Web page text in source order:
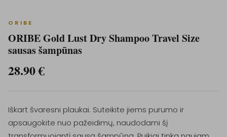
ORIBE
ORIBE Gold Lust Dry Shampoo Travel Size
sausas šampūnas
28.90€
Iškart švaresni plaukai. Suteikite jiems purumo ir
apsaugokite nuo pažeidimų, naudodami šį